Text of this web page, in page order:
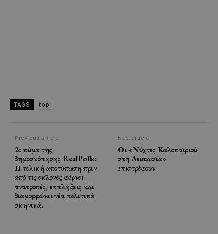
TAGS top
Previous article
2ο κύμα της
δημοσκόπησης RealPolls:
Η τελική αποτύπωση πριν
από τις εκλογές φέρνει
ανατροπές, εκπλήξεις και
διαμορφώνει νέα πολιτικά
σκηνικά.
Next article
Οι «Νύχτες Καλοκαιριού
στη Λευκωσία»
επιστρέφουν